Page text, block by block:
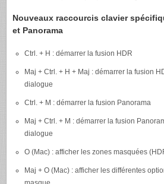
Nouveaux raccourcis clavier
et Panorama
Ctrl. + H : démarrer la fusion HDR
Maj + Ctrl. + H + Maj : démarrer la fusion
dialogue
Ctrl. + M : démarrer la fusion Panorama
Maj + Ctrl. + M : démarrer la fusion
dialogue
O (Mac) : afficher les zones masquées
Maj + O (Mac) : afficher les différentes